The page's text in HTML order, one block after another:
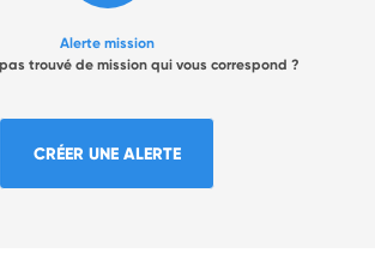
Alerte mission
trouvé de mission qui vous correspond ?
CRÉER UNE ALERTE